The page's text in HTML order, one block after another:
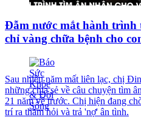
Đẫm nước mắt hành trình
chỉ vàng chữa bệnh cho
Sau nhiều năm mất liên lạc, chị
những chia sẻ về câu chuyện tìm
21 năm về trước. Chị hiện đang
trí ra thăm hỏi và trả 'nợ' ân tình.